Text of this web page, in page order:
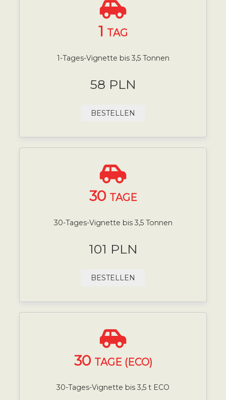
1 TAG
1-Tages-Vignette bis 3,5 Tonnen
58 PLN
BESTELLEN
30 TAGE
30-Tages-Vignette bis 3,5 Tonnen
101 PLN
BESTELLEN
30 TAGE (ECO)
30-Tages-Vignette bis 3,5 t ECO